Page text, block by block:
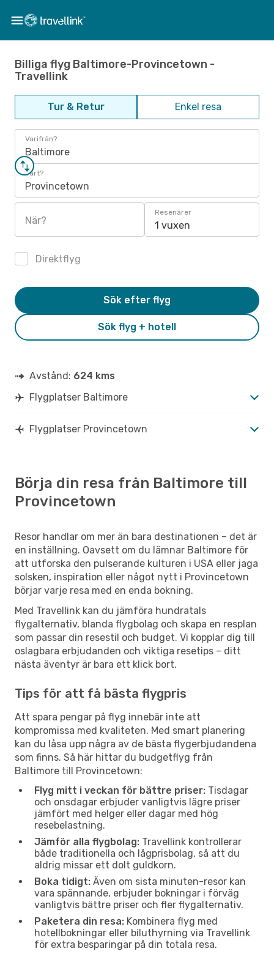
Billiga flyg Baltimore-Provincetown -
Travellink
Tur & Retur Enkel resa
Varifrån?
Baltimore
Vart?
Provincetown
När?
Resenärer
1 vuxen
Direktflyg
Sök flyg + hotell
Sök efter flyg
Avstånd: 624 kms
Flygplatser Baltimore
Flygplatser Provincetown
Börja din resa från Baltimore till
Provincetown
Resor handlar om mer än bara destinationen – det är
en inställning. Oavsett om du lämnar Baltimore för
att utforska den pulserande kulturen i USA eller jaga
solsken, inspiration eller något nytt i Provincetown
börjar varje resa med en enda bokning.
Med Travellink kan du jämföra hundratals
flygalternativ, blanda flygbolag och skapa en resplan
som passar din resestil och budget. Vi kopplar dig till
oslagbara erbjudanden och viktiga resetips – ditt
nästa äventyr är bara ett klick bort.
Tips för att få bästa flygpris
Att spara pengar på flyg innebär inte att
kompromissa med kvaliteten. Med smart planering
kan du låsa upp några av de bästa flygerbjudandena
som finns. Så här hittar du budgetflyg från
Baltimore till Provincetown:
Flyg mitt i veckan för bättre priser: Tisdagar
och onsdagar erbjuder vanligtvis lägre priser
jämfört med helger eller dagar med hög
resebelastning.
Jämför alla flygbolag: Travellink kontrollerar
både traditionella och lågprisbolag, så att du
aldrig missar ett dolt guldkorn.
Boka tidigt: Även om sista minuten-resor kan
vara spännande, erbjuder bokningar i förväg
vanligtvis bättre priser och fler flygalternativ.
Paketera din resa: Kombinera flyg med
hotellbokningar eller biluthyrning via Travellink
för extra besparingar på din totala resa.